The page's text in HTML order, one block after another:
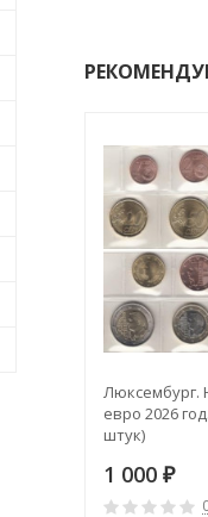
Люксембург.
евро 2026
штук)
1 000 ₽